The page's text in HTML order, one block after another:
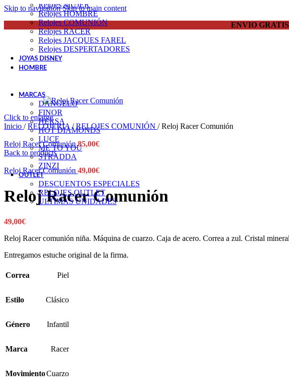
Skip to navigationSkip to main content
ENVIO
Relojes MUJER
Relojes HOMBRE
Relojes COMUNIÓN
Relojes RACER
Relojes JACQUES FAREL
Relojes DESPERTADORES
JOYAS DISNEY
HOMBRE
MARCAS
DANGELO
FINOR
HERSA
HOT DIAMONDS
LUCE
ME TO YOU
STRADDA
ZINZI
OUTLET
DESCUENTOS ESPECIALES
RELOJES OUTLET
ULTIMAS UNIDADES
Click to enlarge
Inicio / RELOJERIA/ RELOJES COMUNIÓN / Reloj Racer Comunión
Reloj Racer Comunión85,00€
Back to products
Reloj Racer Comunión 49,00€
Reloj Racer Comunión
49,00€
Reloj Racer comunión niña. Máquina de cuarzo. Caja de acero. Correa a zul. Cristal
Entregamos estuche original de la firma.
Correa Piel
Estilo Clásico
Género Infantil
Marca Racer
MovimientoCuarzo